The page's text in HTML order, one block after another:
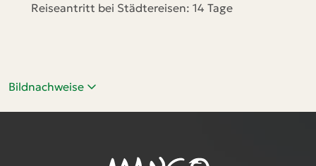
Reiseantritt bei Städtereisen: 14 Tage
Bildnachweise